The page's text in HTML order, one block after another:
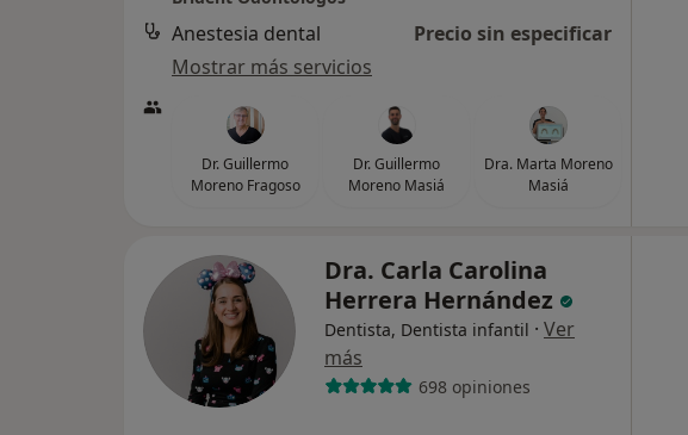
Anestesia dental
Precio sin especificar
Mostrar más servicios
Dr. Guillermo
Moreno Fragoso
Dr. Guillermo
Moreno Masiá
Dra. Marta Moreno
Masiá
Dra. Carla Carolina
Herrera Hernández
Dentista, Dentista infantil · Ver
más
698 opiniones